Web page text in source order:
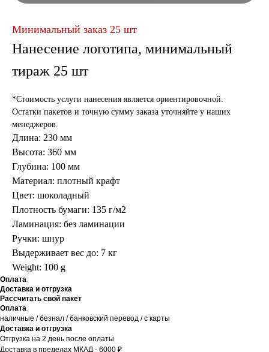
Минимальный заказ 25 шт
Нанесение логотипа, минимальный
тираж 25 шт
*Стоимость услуги нанесения является ориентировочной.
Остатки пакетов и точную сумму заказа уточняйте у наших
менеджеров.
Длина: 230 мм
Высота: 360 мм
Глубина: 100 мм
Материал: плотный крафт
Цвет: шоколадный
Плотность бумаги: 135 г/м2
Ламинация: без ламинации
Ручки: шнур
Выдерживает вес до: 7 кг
Weight: 100 g
Оплата
Доставка и отгрузка
Рассчитать свой пакет
Оплата
наличные / безнал / банковский перевод / с карты
Доставка и отгрузка
Отгрузка на 2 день после оплаты
Доставка в пределах МКАД - 6000 ₽